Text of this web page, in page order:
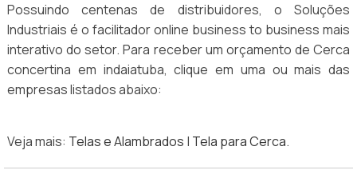
Possuindo centenas de distribuidores, o Soluções
Industriais é o facilitador online business to business mais
interativo do setor. Para receber um orçamento de Cerca
concertina em indaiatuba, clique em uma ou mais das
empresas listados abaixo:
Veja mais: Telas e Alambrados | Tela para Cerca.